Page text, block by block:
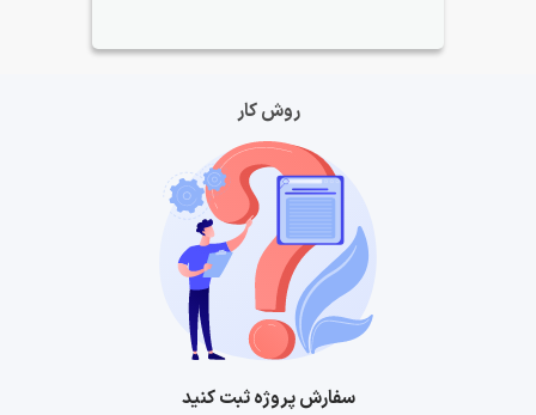
روش کار
سفارش پروژه ثبت کنید